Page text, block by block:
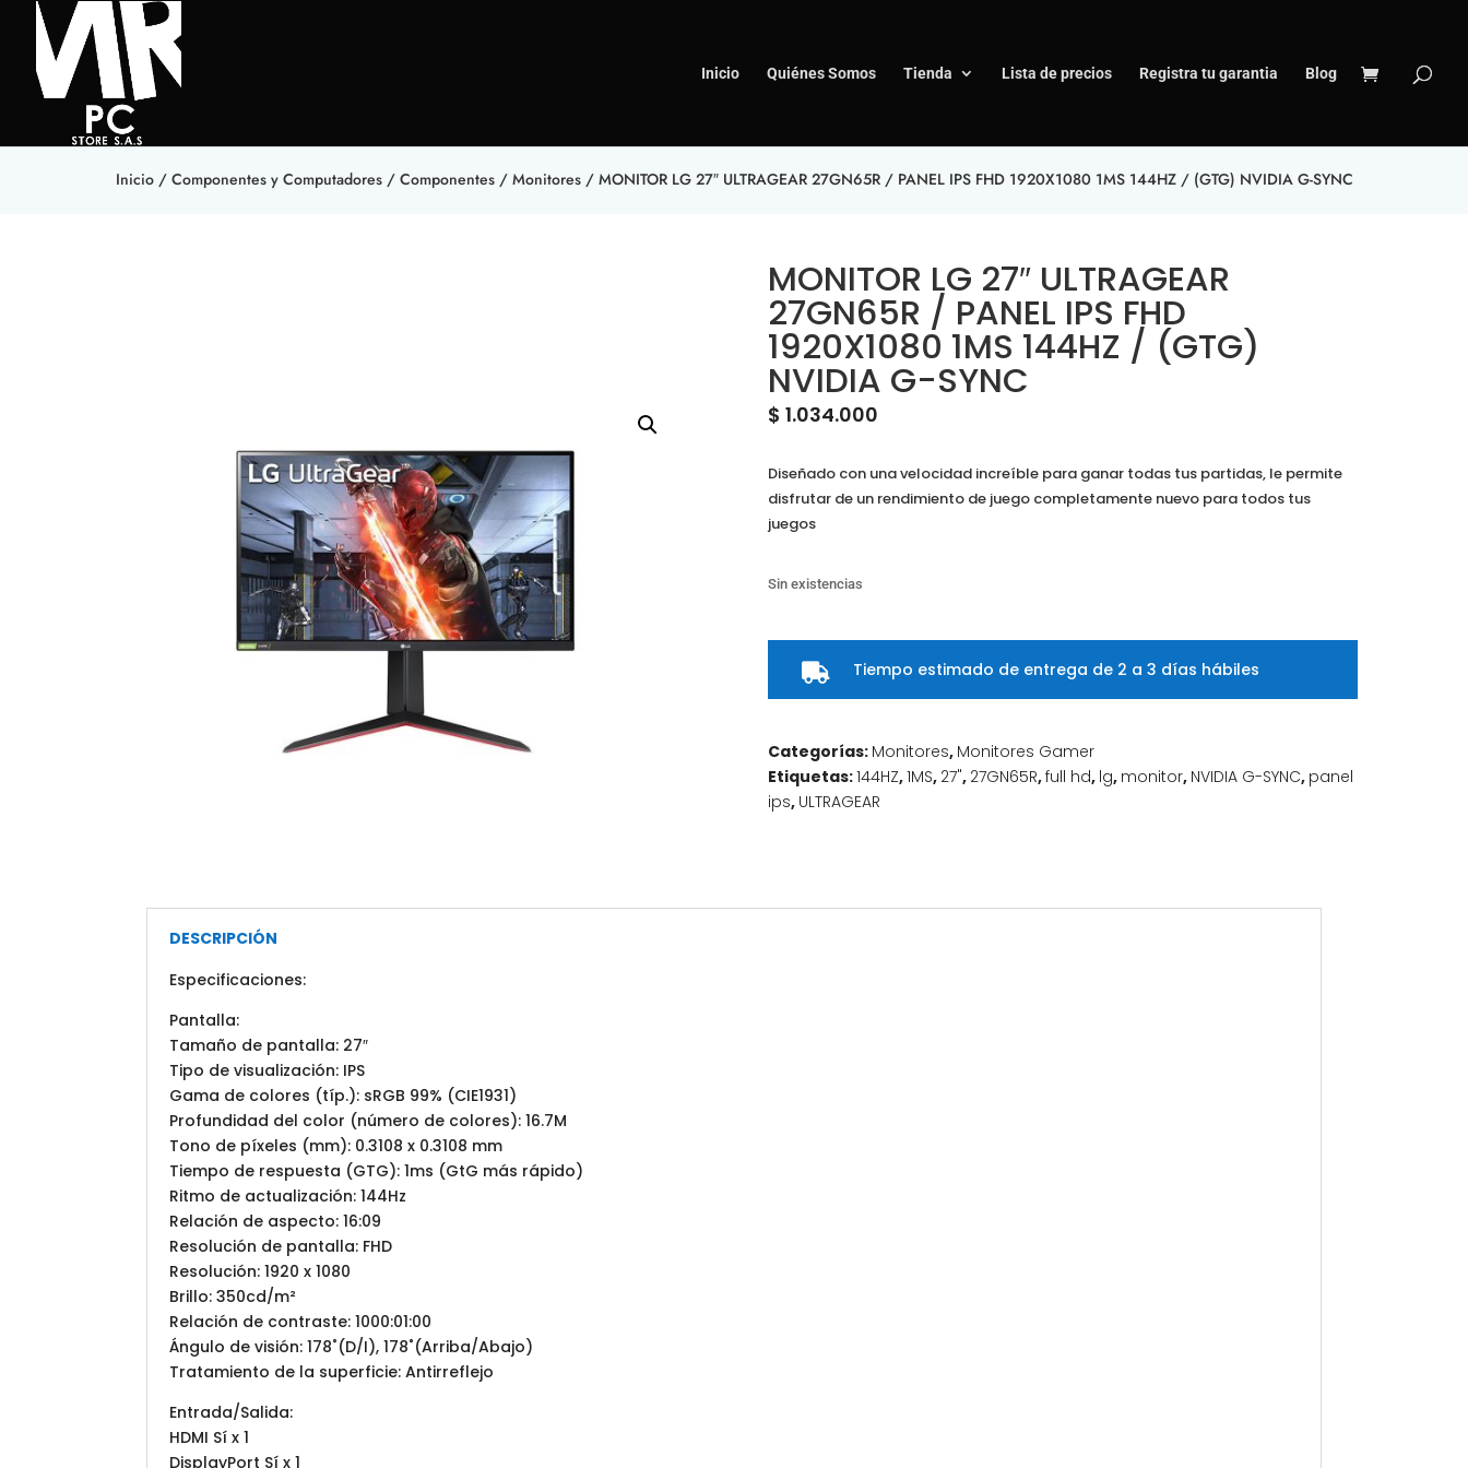
Inicio Quiénes Somos Tienda Lista de precios Registra tu garantia Blog
Inicio/ Componentes y Computadores/ Componentes/ Monitores/ MONITOR LG 27″ ULTRAGEAR 27GN65R / PANEL IPS FHD 1920X1080 1MS 144HZ / (GTG) NVIDIA G-SYNC
MONITOR LG 27″ ULTRAGEAR
27GN65R / PANEL IPS FHD
1920X1080 1MS 144HZ / (GTG)
NVIDIA G-SYNC
$ 1.034.000
Diseñado con una velocidad increíble para ganar todas tus partidas, le permite
disfrutar de un rendimiento de juego completamente nuevo para todos tus
juegos
Sin existencias
 Tiempo estimado de entrega de 2 a 3 días hábiles
Categorías: Monitores, Monitores Gamer
Etiquetas:144HZ,1MS, 27", 27GN65R,full hd, lg, monitor, NVIDIA G-SYNC, panel
ips, ULTRAGEAR
DESCRIPCIÓN
Especificaciones:
Pantalla:
Tamaño de pantalla: 27″
Tipo de visualización: IPS
Gama de colores (típ.): sRGB 99% (CIE1931)
Profundidad del color (número de colores): 16.7M
Tono de píxeles (mm): 0.3108 x 0.3108 mm
Tiempo de respuesta (GTG): 1ms (GtG más rápido)
Ritmo de actualización: 144Hz
Relación de aspecto: 16:09
Resolución de pantalla: FHD
Resolución: 1920 x 1080
Brillo: 350cd/m²
Relación de contraste: 1000:01:00
Ángulo de visión: 178˚(D/I), 178˚(Arriba/Abajo)
Tratamiento de la superficie: Antirreflejo
Entrada/Salida:
HDMI Sí x 1
DisplayPort Sí x 1